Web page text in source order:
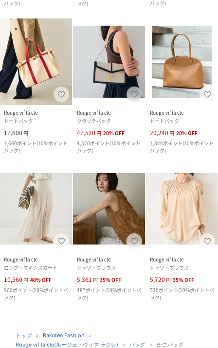
バック) ック) バック)
Rouge vif la cle
トートバッグ
17,600 円
1,600ポイント(10%ポイント
バック)
Rouge vif la cle
クラッチバッグ
47,520 円 20%OFF
4,320ポイント(10%ポイント
バック)
Rouge vif la cle
トートバッグ
20,240 円 20%OFF
1,840ポイント(10%ポイント
バック)
Rouge vif la cle
ロング・マキシスカート
10,560 円 40%OFF
960ポイント(10%ポイントバ
ック)
Rouge vif la cle
シャツ・ブラウス
5,361 円 35%OFF
487ポイント(10%ポイントバ
ック)
Rouge vif la cle
シャツ・ブラウス
5,720 円 35%OFF
520ポイント(10%ポイントバ
ック)
トップ
Rakuten Fashion
Rouge vif la cle(ルージュ・ヴィフ ラクレ)
バッグ かごバッグ